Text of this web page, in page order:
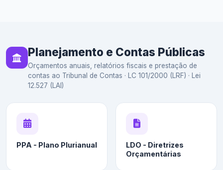
Planejamento e Contas Públicas
Orçamentos anuais, relatórios fiscais e prestação de
contas ao Tribunal de Contas · LC 101/2000 (LRF) · Lei
12.527 (LAI)
PPA - Plano Plurianual
LDO - Diretrizes
Orçamentárias